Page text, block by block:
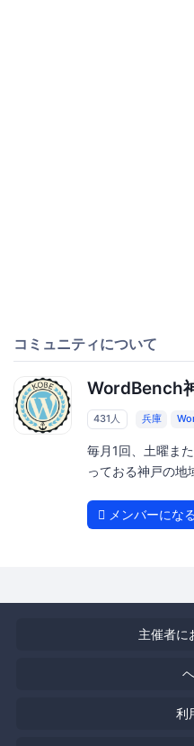
コミュニティについて
WordBench
431人 兵庫
毎月1回、土曜ま
っておる神戸の地
メンバーにな
主催者に
利